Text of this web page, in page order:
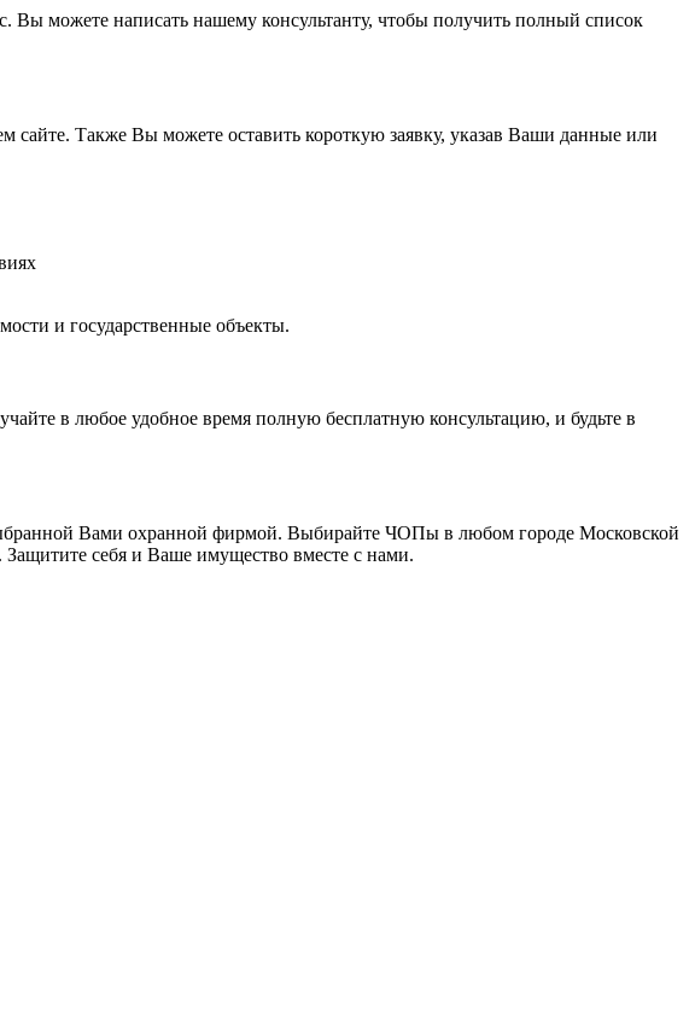
можете написать нашему консультанту, чтобы получить полный список
сайте. Также Вы можете оставить короткую заявку, указав Ваши данные или
и государственные объекты.
в любое удобное время полную бесплатную консультацию, и будьте в
Вами охранной фирмой. Выбирайте ЧОПы в любом городе Московской
себя и Ваше имущество вместе с нами.